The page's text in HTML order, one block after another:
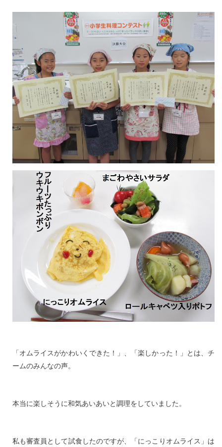
「オムライスがかわいくできた！」、「楽しかった！」とは、チ
ームのみんなの声。
本当に楽しそうに和気あいあいと調理をしていました。
私も審査員として試食したのですが、「にっこりオムライス」は